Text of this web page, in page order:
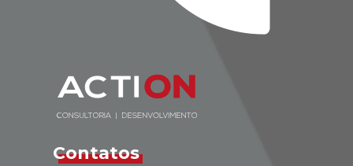
Contatos